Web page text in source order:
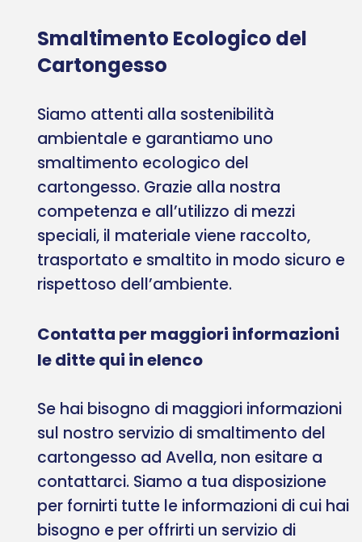
Smaltimento Ecologico del
Cartongesso
Siamo attenti alla sostenibilità
ambientale e garantiamo uno
smaltimento ecologico del
cartongesso. Grazie alla nostra
competenza e all’utilizzo di mezzi
speciali, il materiale viene raccolto,
trasportato e smaltito in modo sicuro e
rispettoso dell’ambiente.
Contatta per maggiori informazioni
le ditte qui in elenco
Se hai bisogno di maggiori informazioni
sul nostro servizio di smaltimento del
cartongesso ad Avella, non esitare a
contattarci. Siamo a tua disposizione
per fornirti tutte le informazioni di cui hai
bisogno e per offrirti un servizio di